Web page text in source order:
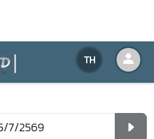
TH
องหน่วยงาน
งาน